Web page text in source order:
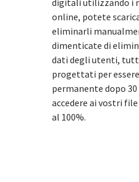
digitali utilizzando i
online, potete
eliminarli
dimenticate di
dati degli utenti,
progettati per
permanente dopo
accedere ai vostri
al 100%.